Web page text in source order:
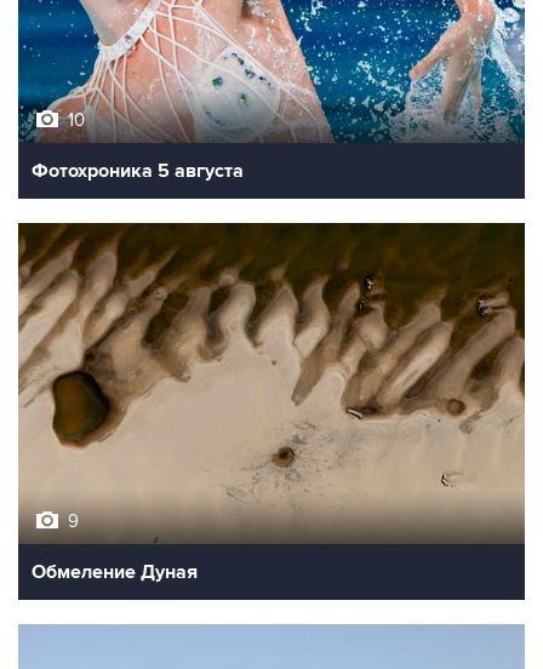
10
Фотохроника 5 августа
9
Обмеление Дуная